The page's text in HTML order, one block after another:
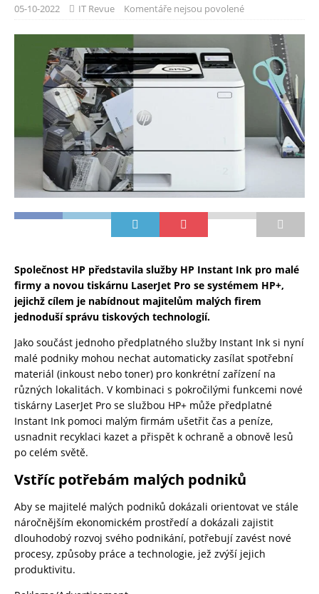
05-10-2022 IT Revue Komentáře nejsou povolené
Společnost HP představila služby HP Instant Ink pro malé
firmy a novou tiskárnu LaserJet Pro se systémem HP+,
jejichž cílem je nabídnout majitelům malých firem
jednoduší správu tiskových technologií.
Jako součást jednoho předplatného služby Instant Ink si nyní
malé podniky mohou nechat automaticky zasílat spotřební
materiál (inkoust nebo toner) pro konkrétní zařízení na
různých lokalitách. V kombinaci s pokročilými funkcemi nové
tiskárny LaserJet Pro se službou HP+ může předplatné
Instant Ink pomoci malým firmám ušetřit čas a peníze,
usnadnit recyklaci kazet a přispět k ochraně a obnově lesů
po celém světě.
Vstříc potřebám malých podniků
Aby se majitelé malých podniků dokázali orientovat ve stále
náročnějším ekonomickém prostředí a dokázali zajistit
dlouhodobý rozvoj svého podnikání, potřebují zavést nové
procesy, způsoby práce a technologie, jež zvýší jejich
produktivitu.